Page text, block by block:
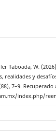
Taboada, W.
realidades y
7–9.
index.php/